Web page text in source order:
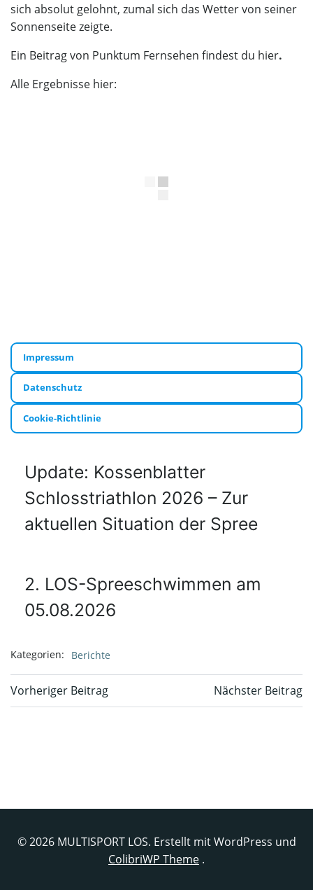
sich absolut gelohnt, zumal sich das Wetter von seiner
Sonnenseite zeigte.
Ein Beitrag von Punktum Fernsehen findest du hier.
Alle Ergebnisse hier:
Impressum
Datenschutz
Cookie-Richtlinie
Update: Kossenblatter
Schlosstriathlon 2026 – Zur
aktuellen Situation der Spree
2. LOS-Spreeschwimmen am
05.08.2026
Kategorien: Berichte
Beitragsnavigation
Vorheriger Beitrag Nächster Beitrag
© 2026 MULTISPORT LOS. Erstellt mit WordPress und
ColibriWP Theme .